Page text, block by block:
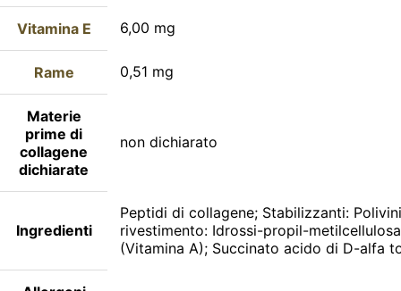
Vitamina E 6,00 mg
Rame 0,51 mg
Materie
prime di
collagene
dichiarate
non dichiarato
Ingredienti
Peptidi di collagene; Stabilizzanti:
rivestimento: Idrossi-propil-
(Vitamina A); Succinato acido di D-alfa